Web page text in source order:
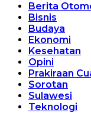
Berita
Bisnis
Budaya
Ekonomi
Kesehatan
Opini
Prakiraan
Sorotan
Sulawesi
Teknologi